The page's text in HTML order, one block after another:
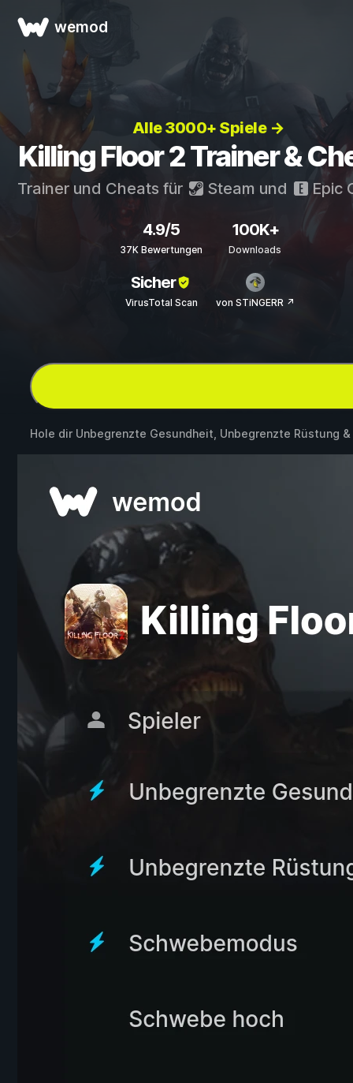
wemod
Alle 3000+ Spiele →
Killing Floor 2 Trainer &
Trainer und Cheats für Steam und Epic
4.9/5
37K Bewertungen
100K+
Downloads
Sicher
VirusTotal Scan von STiNGERR ↗
Hole dir Unbegrenzte Gesundheit, Unbegrenzte Rüstung &